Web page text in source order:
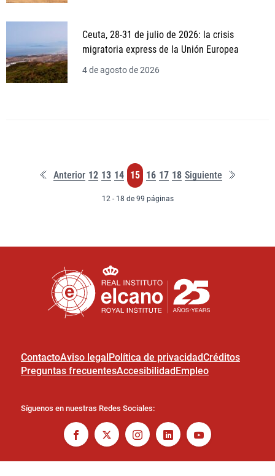
Ceuta, 28-31 de julio de 2026: la crisis
migratoria express de la Unión Europea
4 de agosto de 2026
Primera
página
Anterior Página
12 Página
13 Página
14 Página
15 Página
16 Página
17 Página
18 Siguiente
Última
página
12 - 18 de 99 páginas
ContactoAviso legalPolítica de privacidadCréditos
Preguntas frecuentesAccesibilidadEmpleo
Síguenos en nuestras Redes Sociales: